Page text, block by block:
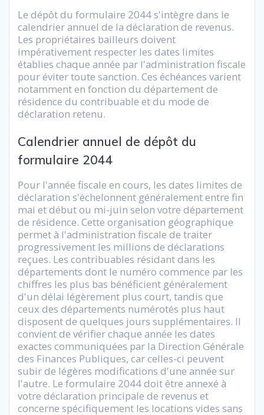
Le dépôt du formulaire 2044 s'intègre dans le
calendrier annuel de la déclaration de revenus.
Les propriétaires bailleurs doivent
impérativement respecter les dates limites
établies chaque année par l'administration fiscale
pour éviter toute sanction. Ces échéances varient
notamment en fonction du département de
résidence du contribuable et du mode de
déclaration retenu.
Calendrier annuel de dépôt du
formulaire 2044
Pour l'année fiscale en cours, les dates limites de
déclaration s'échelonnent généralement entre fin
mai et début ou mi-juin selon votre département
de résidence. Cette organisation géographique
permet à l'administration fiscale de traiter
progressivement les millions de déclarations
reçues. Les contribuables résidant dans les
départements dont le numéro commence par les
chiffres les plus bas bénéficient généralement
d'un délai légèrement plus court, tandis que
ceux des départements numérotés plus haut
disposent de quelques jours supplémentaires. Il
convient de vérifier chaque année les dates
exactes communiquées par la Direction Générale
des Finances Publiques, car celles-ci peuvent
subir de légères modifications d'une année sur
l'autre. Le formulaire 2044 doit être annexé à
votre déclaration principale de revenus et
concerne spécifiquement les locations vides sans